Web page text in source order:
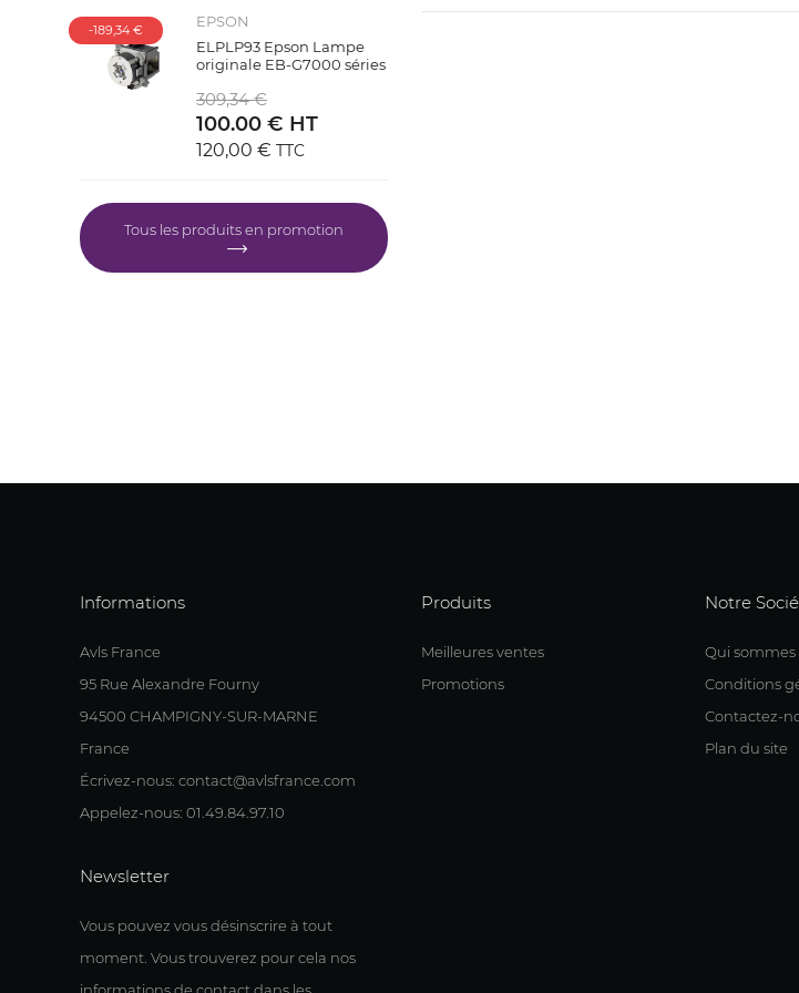
-189,34 €
EPSON
ELPLP93 Epson Lampe
originale EB-G7000 séries
309,34 €
100.00 € HT
120,00 € TTC
Tous les produits en promotion
Informations
Avls France
95 Rue Alexandre Fourny
94500 CHAMPIGNY-SUR-MARNE
France
Écrivez-nous: contact@avlsfrance.com
Appelez-nous: 01.49.84.97.10
Newsletter
Vous pouvez vous désinscrire à tout
moment. Vous trouverez pour cela nos
Produits
Meilleures ventes
Promotions
Notre
Qui sommes
Conditions
Contactez-
Plan du site